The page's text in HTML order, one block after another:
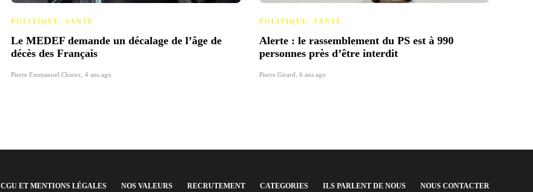
POLITIQUE, SANTÉ
Le MEDEF demande un décalage de l’âge de
décès des Français
Pierre Emmanuel Chieux 4 ans ago
POLITIQUE, SANTÉ
Alerte : le rassemblement du PS est à 990
personnes près d’être interdit
Pierre Girard 6 ans ago
CGU ET MENTIONS LÉGALES NOS VALEURS RECRUTEMENT CATEGORIES ILS PARLENT DE NOUS NOUS CONTACTER